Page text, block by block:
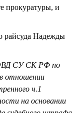
прокуратуры, и
райсуда Надежды
СУ СК РФ по
отношении
ч.1
на основании